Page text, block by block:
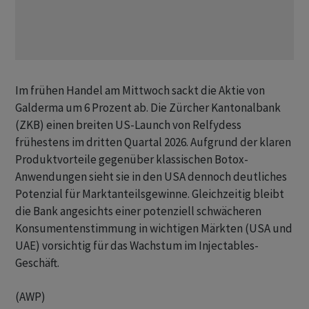
Im frühen Handel am Mittwoch sackt die Aktie von
Galderma um 6 Prozent ab. Die Zürcher Kantonalbank
(ZKB) einen breiten US-Launch von Relfydess
frühestens im dritten Quartal 2026. Aufgrund der klaren
Produktvorteile gegenüber klassischen Botox-
Anwendungen sieht sie in den USA dennoch deutliches
Potenzial für Marktanteilsgewinne. Gleichzeitig bleibt
die Bank angesichts einer potenziell schwächeren
Konsumentenstimmung in wichtigen Märkten (USA und
UAE) vorsichtig für das Wachstum im Injectables-
Geschäft.
(AWP)